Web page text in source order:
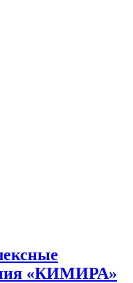
«КИМИРА»